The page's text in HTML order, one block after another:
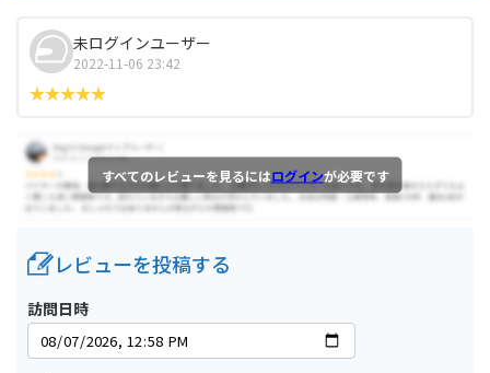
未ログインユーザー
2022-11-06 23:42
すべてのレビューを見るにはログインが必要です
レビューを投稿する
訪問日時